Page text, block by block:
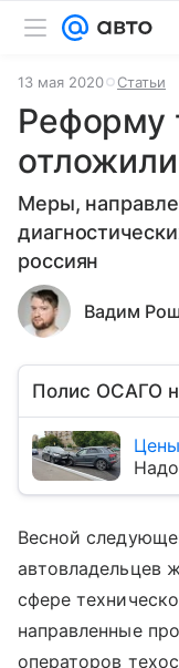
13 мая 2020 Статьи
Реформу
Меры,
россиян
Вадим
Полис ОСАГО
Весной
автовладельцев
сфере
направленные
операторов